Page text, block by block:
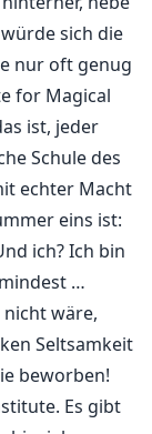
sich die
nur oft genug
for Magical
ist, jeder
Schule des
echter Macht
eins ist:
ich? Ich bin
…
nicht wäre,
Seltsamkeit
beworben!
Es gibt